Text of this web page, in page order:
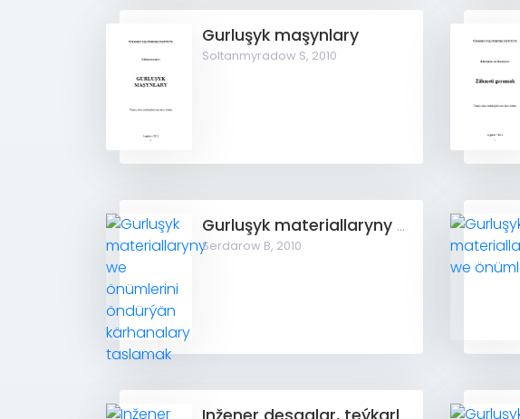
Gurluşyk maşynlary
Soltanmyradow S, 2010
Gurluşyk materiallaryny we önümlerini öndürýän kärhanalary taslamak
Serdarow B, 2010